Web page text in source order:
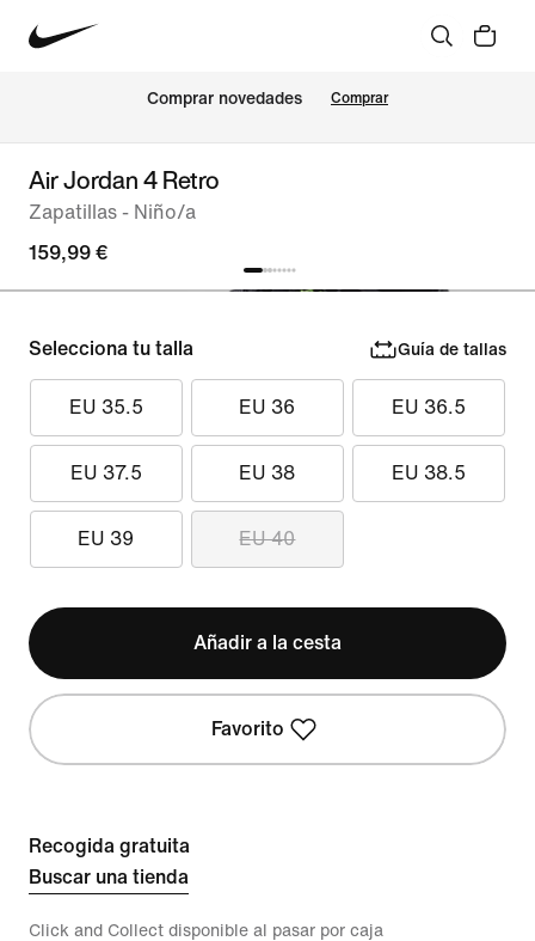
Comprar novedades Comprar
Air Jordan 4 Retro
Zapatillas - Niño/a
159,99 €
Selecciona tu talla Guía de tallas
EU 35.5 EU 36 EU 36.5
EU 37.5 EU 38 EU 38.5
EU 39 EU 40
Añadir a la cesta
Favorito
Recogida gratuita
Buscar una tienda
Click and Collect disponible al pasar por caja